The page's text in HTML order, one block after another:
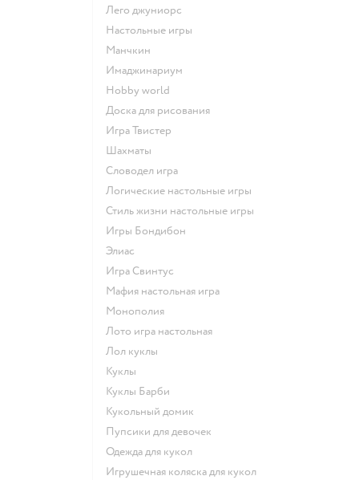
Лего джуниорс
Настольные игры
Манчкин
Имаджинариум
Hobby world
Доска для рисования
Игра Твистер
Шахматы
Словодел игра
Логические настольные игры
Стиль жизни настольные игры
Игры Бондибон
Элиас
Игра Свинтус
Мафия настольная игра
Монополия
Лото игра настольная
Лол куклы
Куклы
Куклы Барби
Кукольный домик
Пупсики для девочек
Одежда для кукол
Игрушечная коляска для кукол